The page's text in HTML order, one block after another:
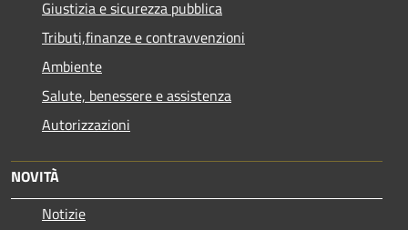
Giustizia e sicurezza pubblica
Tributi,finanze e contravvenzioni
Ambiente
Salute, benessere e assistenza
Autorizzazioni
NOVITÀ
Notizie